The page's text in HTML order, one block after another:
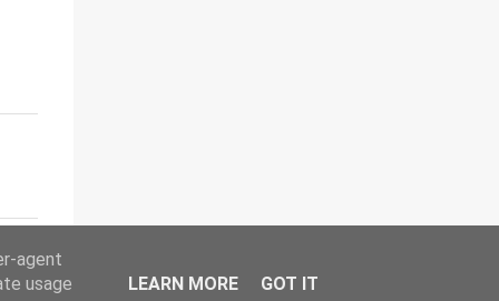
agent
usage
LEARN MORE GOT IT